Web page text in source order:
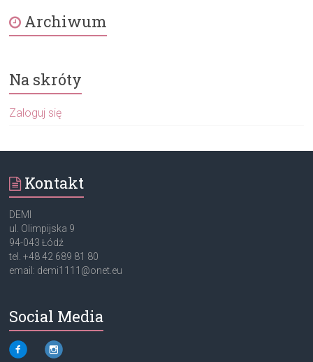
Archiwum
Na skróty
Zaloguj się
Kontakt
DEMI
ul. Olimpijska 9
94-043 Łódź
tel. +48 42 689 81 80
email: demi1111@onet.eu
Social Media